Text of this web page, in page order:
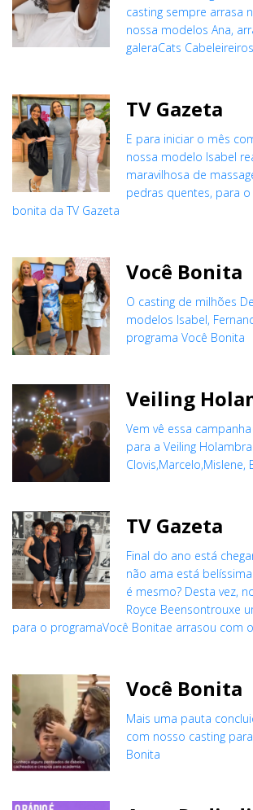
casting sempre arrasa
nossa modelos Ana,
galeraCats Cabeleireiros
TV Gazeta
E para iniciar o mês
nossa modelo Isabel
maravilhosa de
pedras quentes, para
bonita da TV Gazeta
Você Bonita
O casting de milhões
modelos Isabel,
programa Você Bonita
Veiling
Vem vê essa
para a Veiling
Clovis,Marcelo,Mislene,
TV Gazeta
Final do ano está
não ama está
é mesmo? Desta vez,
Royce Beensontrouxe
para o programaVocê Bonitae arrasou com
Você Bonita
Mais uma pauta
com nosso casting
Bonita